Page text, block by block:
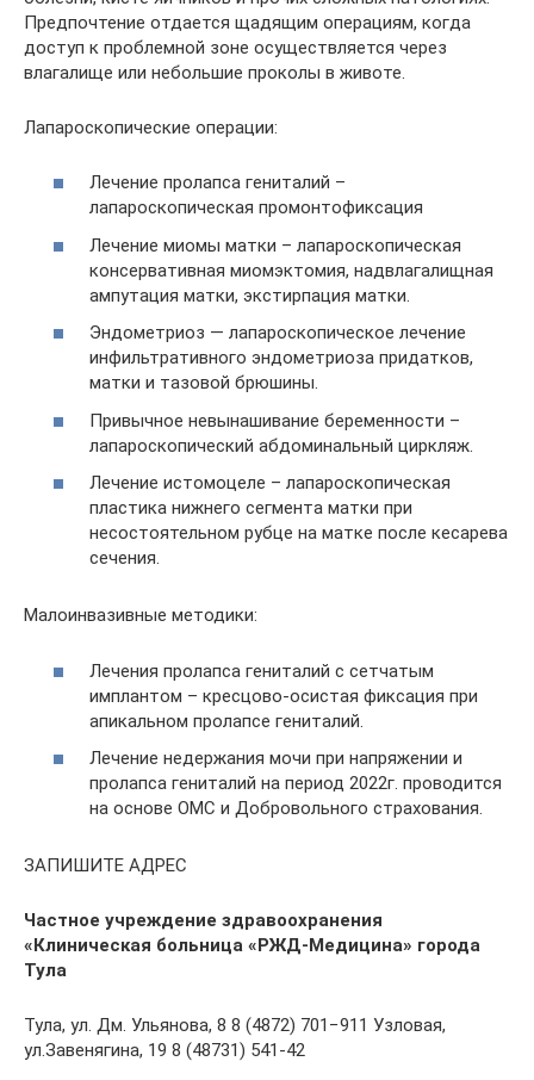
Предпочтение отдается щадящим операциям, когда
доступ к проблемной зоне осуществляется через
влагалище или небольшие проколы в животе.
Лапароскопические операции:
Лечение пролапса гениталий –
лапароскопическая промонтофиксация
Лечение миомы матки – лапароскопическая
консервативная миомэктомия, надвлагалищная
ампутация матки, экстирпация матки.
Эндометриоз — лапароскопическое лечение
инфильтративного эндометриоза придатков,
матки и тазовой брюшины.
Привычное невынашивание беременности –
лапароскопический абдоминальный циркляж.
Лечение истомоцеле – лапароскопическая
пластика нижнего сегмента матки при
несостоятельном рубце на матке после кесарева
сечения.
Малоинвазивные методики:
Лечения пролапса гениталий с сетчатым
имплантом – кресцово-осистая фиксация при
апикальном пролапсе гениталий.
Лечение недержания мочи при напряжении и
пролапса гениталий на период 2022г. проводится
на основе ОМС и Добровольного страхования.
ЗАПИШИТЕ АДРЕС
Частное учреждение здравоохранения
«Клиническая больница «РЖД-Медицина» города
Тула
Тула, ул. Дм. Ульянова, 8 8 (4872) 701−911 Узловая,
ул.Завенягина, 19 8 (48731) 541-42